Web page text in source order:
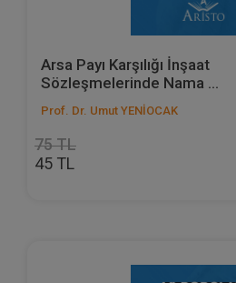
Arsa Payı Karşılığı İnşaat
Sözleşmelerinde Nama ...
Prof. Dr. Umut YENİOCAK
75 TL
45 TL